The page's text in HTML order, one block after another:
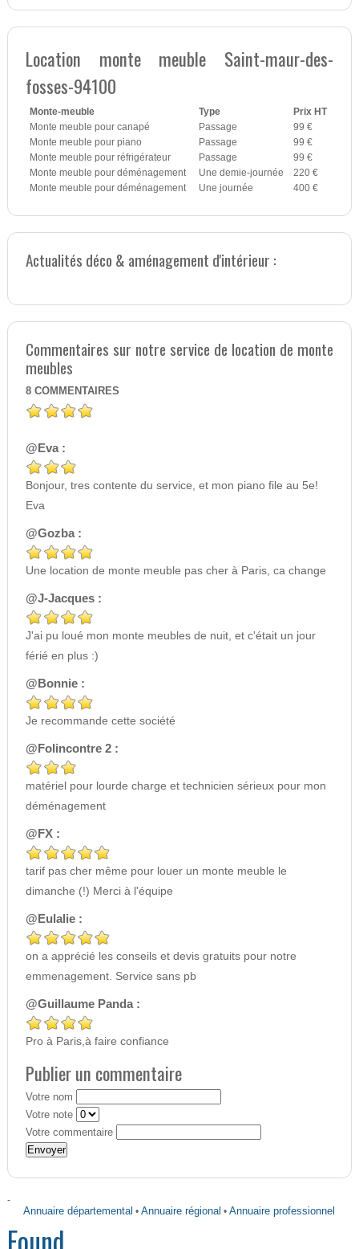
Location monte meuble Saint-maur-des-
fosses-94100
Monte-meuble Type
Prix HT
Monte meuble pour canapé
Passage
99 €
Monte meuble pour piano
Passage
99 €
Monte meuble pour réfrigérateur
Passage
99 €
Monte meuble pour déménagement
Une demie-journée
220 €
Monte meuble pour déménagement
Une journée 400 €
Actualités déco & aménagement d'intérieur :
Commentaires sur notre service de location de monte
meubles
8 COMMENTAIRES
@Eva :
Bonjour, tres contente du service, et mon piano file au 5e!
Eva
@Gozba :
Une location de monte meuble pas cher à Paris, ca change
@J-Jacques :
J'ai pu loué mon monte meubles de nuit, et c'était un jour
férié en plus :)
@Bonnie :
Je recommande cette société
@Folincontre 2 :
matériel pour lourde charge et technicien sérieux pour mon
déménagement
@FX :
tarif pas cher même pour louer un monte meuble le
dimanche (!) Merci à l'équipe
@Eulalie :
on a apprécié les conseils et devis gratuits pour notre
emmenagement. Service sans pb
@Guillaume Panda :
Pro à Paris,à faire confiance
Publier un commentaire
Votre nom
Votre note
Votre commentaire
-
Annuaire départemental •Annuaire régional •Annuaire professionnel